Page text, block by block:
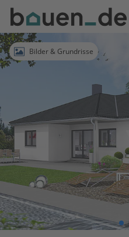
Bauen
Logo
AnmeldenBilder & Grundrisse